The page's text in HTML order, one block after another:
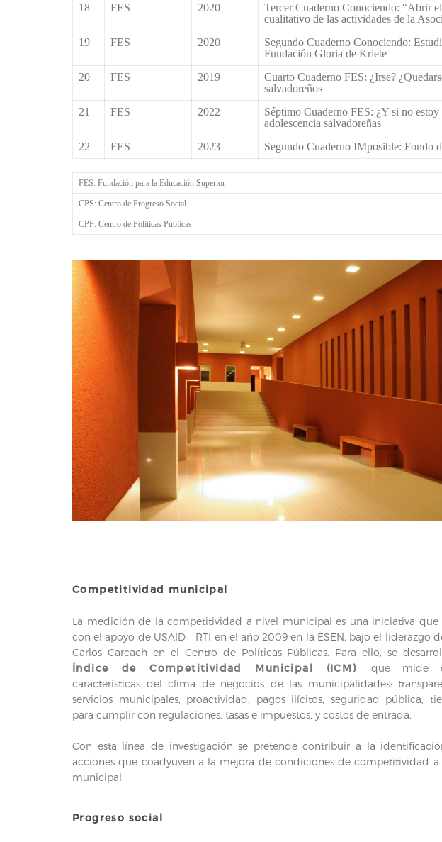
18 FES 2020
Tercer Cuaderno Conociendo: “Abrir
cualitativo de las actividades de la
19 FES 2020
Segundo Cuaderno Conociendo:
Fundación Gloria de Kriete
20 FES 2019
Cuarto Cuaderno FES: ¿Irse?
salvadoreños
21 FES 2022
Séptimo Cuaderno FES: ¿Y si no
adolescencia salvadoreñas
22 FES 2023 Segundo Cuaderno IMposible: Fondo
FES: Fundación para la Educación Superior
CPS: Centro de Progreso Social
CPP: Centro de Políticas Públicas
Competitividad municipal
La medición de la competitividad a nivel municipal es una iniciativa que
con el apoyo de USAID – RTI en el año 2009 en la ESEN, bajo el liderazgo
Carlos Carcach en el Centro de Políticas Públicas. Para ello, se
Índice de Competitividad Municipal (ICM), que mide
características del clima de negocios de las municipalidades:
servicios municipales, proactividad, pagos ilícitos, seguridad pública,
para cumplir con regulaciones, tasas e impuestos, y costos de entrada.
Con esta línea de investigación se pretende contribuir a la
acciones que coadyuven a la mejora de condiciones de competitividad a
municipal.
Progreso social